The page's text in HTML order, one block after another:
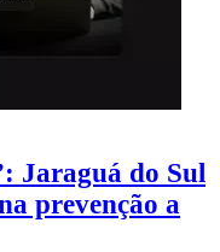
Jaraguá do Sul
prevenção a